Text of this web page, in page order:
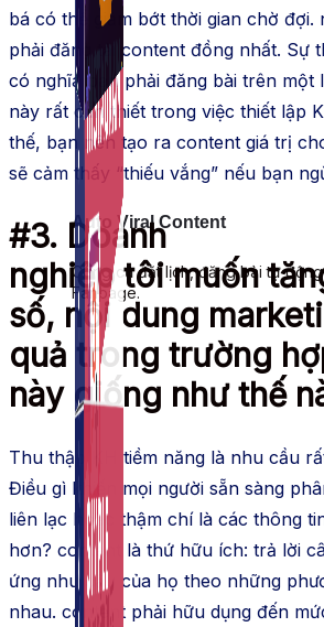
Auto Viral Content
Công cụ đặt lịch, đăng bài tự
Fanpage.
bá có thể giảm bớt thời gian chờ đợi.
phải đăng tải content đồng nhất. Sự
có nghĩa bạn phải đăng bài trên một
này rất cần thiết trong việc thiết lập
thế, bạn nên tạo ra content giá trị
sẽ cảm thấy “thiếu vắng” nếu bạn
#3. Doanh
nghiệptôimuốn
số, nội dung
quả trong trường
này giống nhưthế
Thu thập tiềm năng là nhu cầu
Điều gì khiến mọi người sẵn sàng
liên lạc hoặc thậm chí là các thông
hơn? content
là thứ hữu ích: trả lời
ứng nhu cầu của họ theo những
nhau. content phải hữu dụng đến